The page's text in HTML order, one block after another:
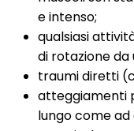
e intenso;
qualsiasi
di rotazione da
traumi diretti
atteggiamenti
lungo come